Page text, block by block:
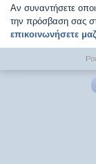
Αν συναντήσετε
την πρόσβαση σας
επικοινωνήσετε